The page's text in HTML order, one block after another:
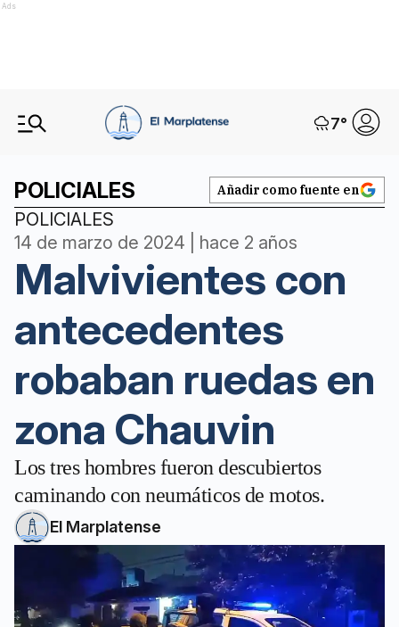
Ads
7°
POLICIALES Añadir como fuente en
POLICIALES
14 de marzo de 2024 | hace 2 años
Malvivientes con
antecedentes
robaban ruedas en
zona Chauvin
Los tres hombres fueron descubiertos
caminando con neumáticos de motos.
El Marplatense